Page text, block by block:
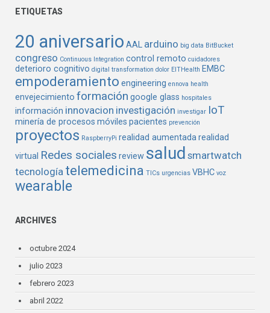
ETIQUETAS
20 aniversario AAL arduino big data BitBucket
congreso Continuous Integration control remoto cuidadores
deterioro cognitivo digital transformation dolor EITHealth EMBC
empoderamiento engineering ennova health
envejecimiento formación google glass hospitales
información innovacion investigación investigar IoT
minería de procesos móviles pacientes prevención
proyectos RaspberryPi realidad aumentadarealidad
virtual Redes sociales review salud smartwatch
tecnología telemedicina TICs urgencias VBHC voz
wearable
ARCHIVES
octubre 2024
julio 2023
febrero 2023
abril 2022